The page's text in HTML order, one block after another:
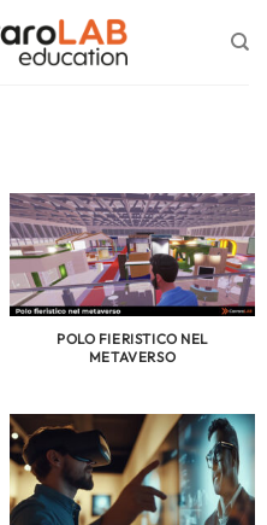
POLO FIERISTICO NEL
METAVERSO